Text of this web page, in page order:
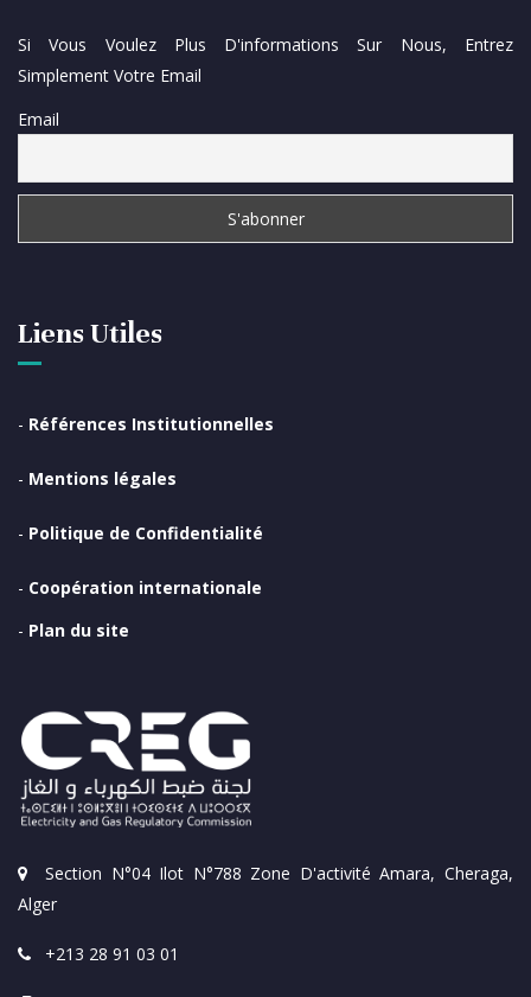
Section N°04 Ilot N°788 Zone D'activité Amara, Cheraga,
Alger
+213 28 91 03 01
Liens Utiles
- Références Institutionnelles
- Mentions légales
- Politique de Confidentialité
- Coopération internationale
- Plan du site
Si Vous Voulez Plus D'informations Sur Nous, Entrez
Simplement Votre Email
Email